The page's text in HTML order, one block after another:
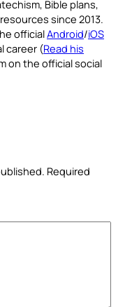
Bible plans,
since 2013.
officialAndroid/iOS
career (Read his
on the official social
Required